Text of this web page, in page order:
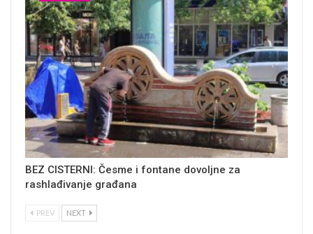
BEZ CISTERNI: Česme i fontane dovoljne za
rashlađivanje građana
PREV NEXT